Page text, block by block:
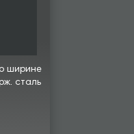
ширине
сталь